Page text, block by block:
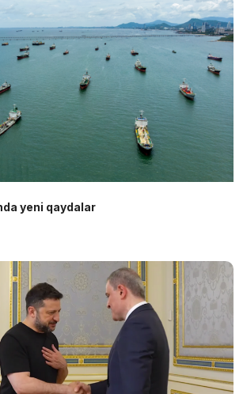
yeni qaydalar